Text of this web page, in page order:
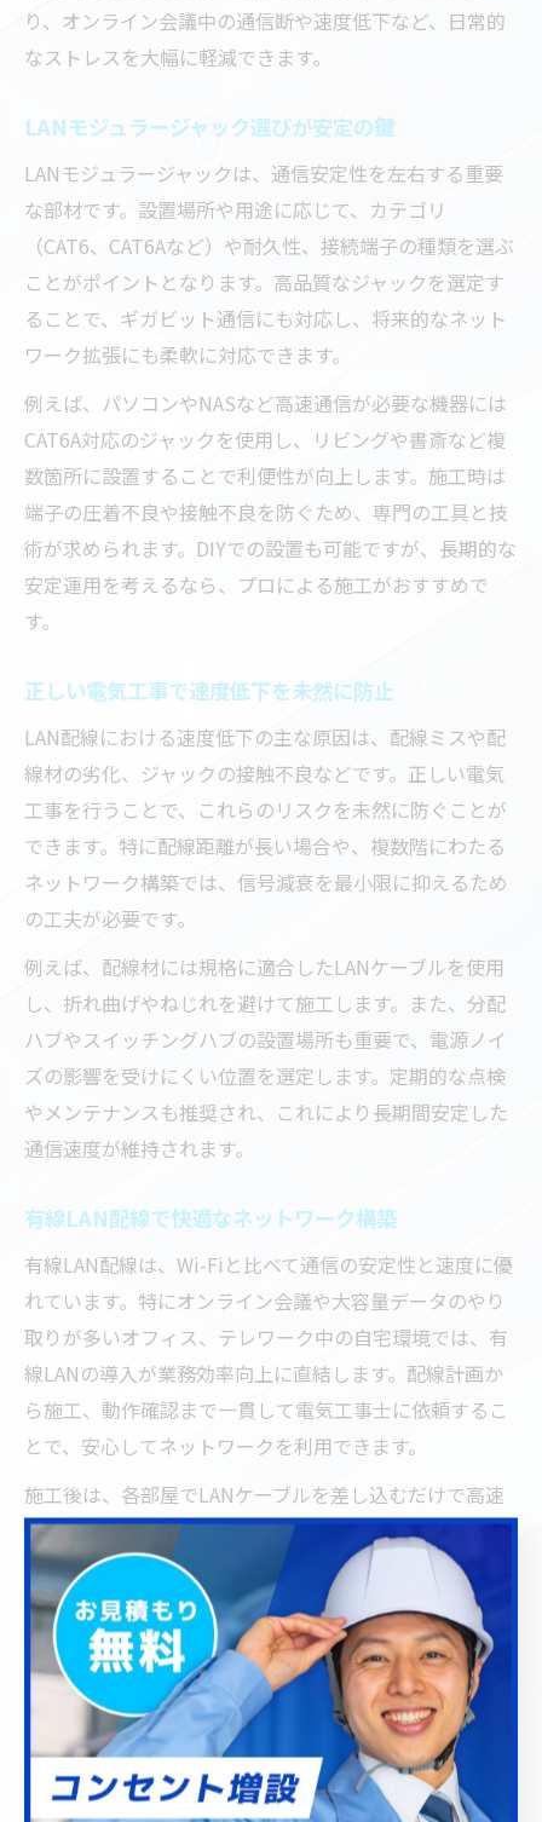
り、オンライン会議中の通信断や速度低下など、日常的
なストレスを大幅に軽減できます。
LANモジュラージャック選びが安定の鍵
LANモジュラージャックは、通信安定性を左右する重要
な部材です。設置場所や用途に応じて、カテゴリ
（CAT6、CAT6Aなど）や耐久性、接続端子の種類を選ぶ
ことがポイントとなります。高品質なジャックを選定す
ることで、ギガビット通信にも対応し、将来的なネット
ワーク拡張にも柔軟に対応できます。
例えば、パソコンやNASなど高速通信が必要な機器には
CAT6A対応のジャックを使用し、リビングや書斎など複
数箇所に設置することで利便性が向上します。施工時は
端子の圧着不良や接触不良を防ぐため、専門の工具と技
術が求められます。DIYでの設置も可能ですが、長期的な
安定運用を考えるなら、プロによる施工がおすすめで
す。
正しい電気工事で速度低下を未然に防止
LAN配線における速度低下の主な原因は、配線ミスや配
線材の劣化、ジャックの接触不良などです。正しい電気
工事を行うことで、これらのリスクを未然に防ぐことが
できます。特に配線距離が長い場合や、複数階にわたる
ネットワーク構築では、信号減衰を最小限に抑えるため
の工夫が必要です。
例えば、配線材には規格に適合したLANケーブルを使用
し、折れ曲げやねじれを避けて施工します。また、分配
ハブやスイッチングハブの設置場所も重要で、電源ノイ
ズの影響を受けにくい位置を選定します。定期的な点検
やメンテナンスも推奨され、これにより長期間安定した
通信速度が維持されます。
有線LAN配線で快適なネットワーク構築
有線LAN配線は、Wi-Fiと比べて通信の安定性と速度に優
れています。特にオンライン会議や大容量データのやり
取りが多いオフィス、テレワーク中の自宅環境では、有
線LANの導入が業務効率向上に直結します。配線計画か
ら施工、動作確認まで一貫して電気工事士に依頼するこ
とで、安心してネットワークを利用できます。
施工後は、各部屋でLANケーブルを差し込むだけで高速
通信が可能となり、Wi-Fiの電波干渉や途切れといったト
ラブルも激減します。利用者からは「オンライン会議が
途切れなくなった」「動画配信やファイル転送がスムー
ズに行えるようになった」といった声も多く聞かれま
す。初心者から経験者まで、快適なネットワーク構築を
目指すなら、有線LAN配線とプロの電気工事の組み合わ
せが最良の選択肢です。